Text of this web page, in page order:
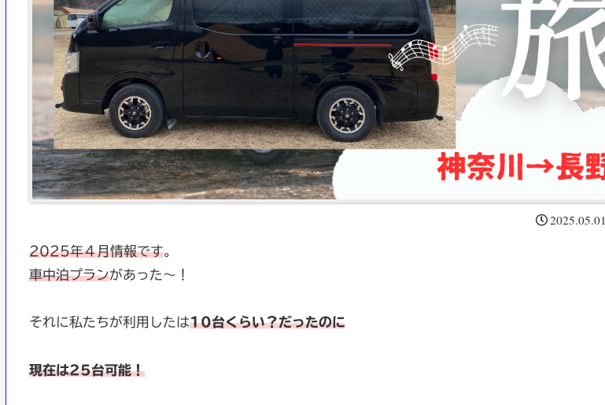
2025.05.01
2025年４月情報です。
車中泊プランがあった〜！
それに私たちが利用したは10台くらい？だったのに
現在は25台可能！